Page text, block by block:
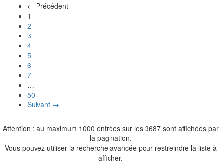
← Précédent
1
2
3
4
5
6
7
…
50
Suivant →
Attention : au maximum 1000 entrées sur les 3687 sont affichées par
la pagination.
Vous pouvez utiliser la recherche avancée pour restreindre la liste à
afficher.